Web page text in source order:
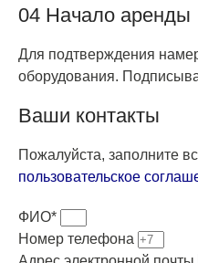
04 Начало аренды
Для подтверждения
оборудования.
Ваши контакты
Пожалуйста, заполните
пользовательское
ФИО*
Номер телефона